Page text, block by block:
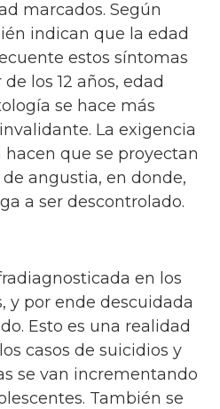
marcados. Según
indican que la edad
estos síntomas
los 12 años, edad
se hace más
La exigencia
que se proyectan
angustia, en donde,
a ser descontrolado.
en los
y por ende descuidada
Esto es una realidad
casos de suicidios y
se van incrementando
También se